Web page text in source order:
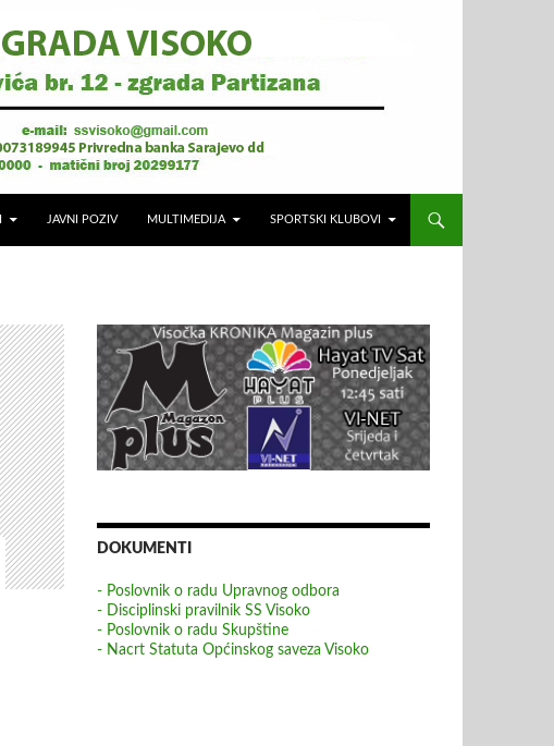
JAVNI POZIV MULTIMEDIJA SPORTSKI KLUBOVI
DOKUMENTI
- Poslovnik o radu Upravnog odbora
- Disciplinski pravilnik SS Visoko
- Poslovnik o radu Skupštine
- Nacrt Statuta Općinskog saveza Visoko